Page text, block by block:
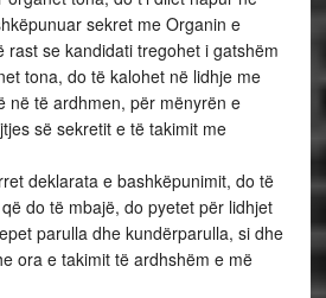
sekret me Organin e
rast se kandidati tregohet i gatshëm
tona, do të kalohet në lidhje me
në të ardhmen, për mënyrën e
së sekretit e të takimit me
deklarata e bashkëpunimit, do të
do të mbajë, do pyetet për lidhjet
parulla dhe kundërparulla, si dhe
ora e takimit të ardhshëm e më